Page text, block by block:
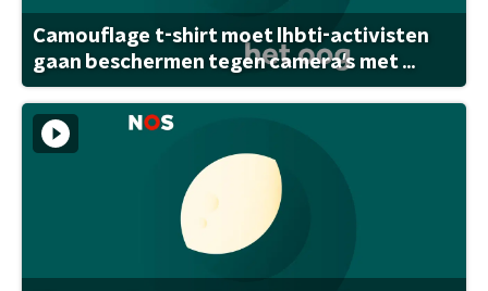
Camouflage t-shirt moet lhbti-activisten
gaan beschermen tegen camera's met ...